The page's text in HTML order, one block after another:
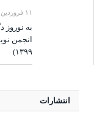
۱۱ فروردین, ۱۳۹۹
به نوروز
انجمن
۱۳۹۹)
انتشارات